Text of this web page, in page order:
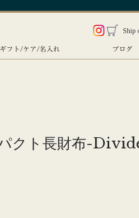
Ship
ギフト/ケア/名入れ ブログ
クト長財布-